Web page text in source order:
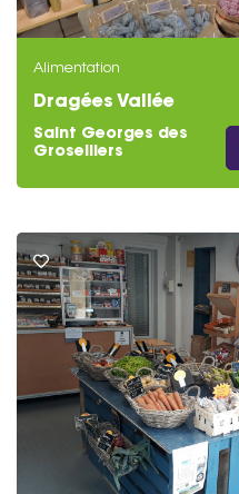
Alimentation
Dragées Vallée
Saint Georges des
Groseillers